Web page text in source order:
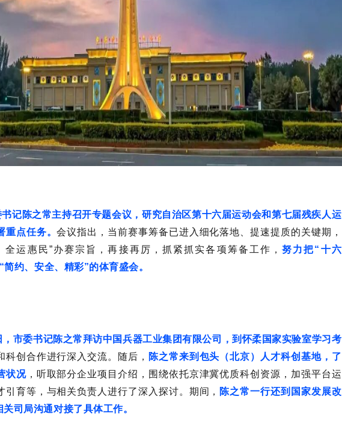
记陈之常主持召开专题会议，研究自治区第十六届运动会和第七届残疾人运
重点任务。会议指出，当前赛事筹备已进入细化落地、提速提质的关键期，
全运惠民”办赛宗旨，再接再厉，抓紧抓实各项筹备工作，努力把“十六
约、安全、精彩”的体育盛会。
市委书记陈之常拜访中国兵器工业集团有限公司，到怀柔国家实验室学习考
科创合作进行深入交流。随后， 陈之常来到包头（北京）人才科创基地，了
状况，听取部分企业项目介绍，围绕依托京津冀优质科创资源，加强平台运
引育等，与相关负责人进行了深入探讨。期间， 陈之常一行还到国家发展改
司局沟通对接了具体工作。